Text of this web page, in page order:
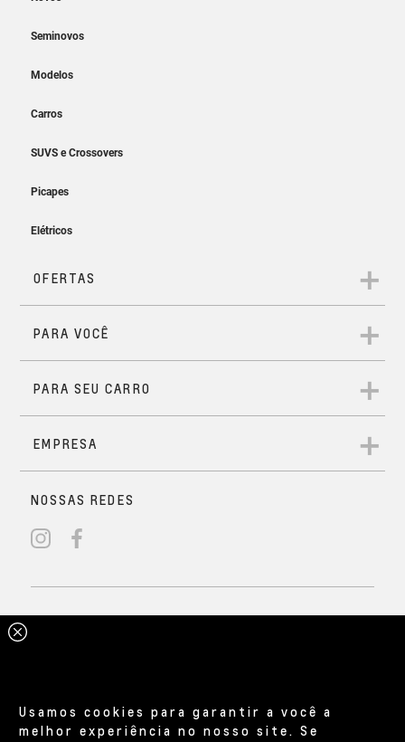
Usamos cookies para garantir a você a
melhor experiência no nosso site. Se